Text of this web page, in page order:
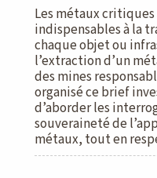
Les métaux
indispensables à la
chaque objet ou
l’extraction d’un
des mines
organisé ce brief
d’aborder les
souveraineté de
métaux, tout en